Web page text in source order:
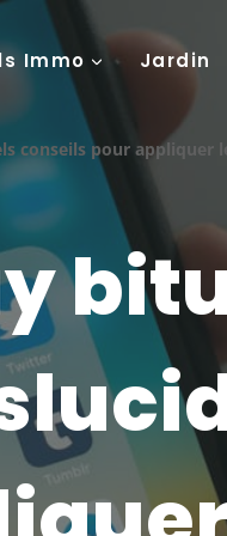
Immo Jardin
conseils pour